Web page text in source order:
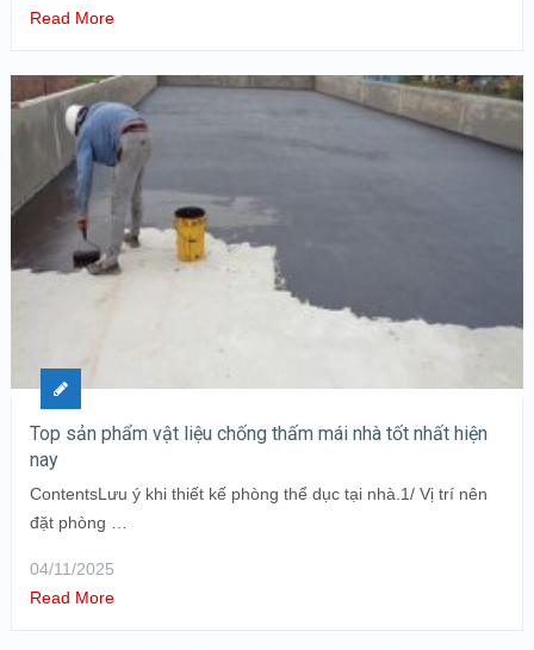
Read More
Top sản phẩm vật liệu chống thấm mái nhà tốt nhất hiện
nay
ContentsLưu ý khi thiết kế phòng thể dục tại nhà.1/ Vị trí nên
đặt phòng …
04/11/2025
Read More